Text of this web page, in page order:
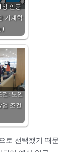
장 인공
기계학
)
건: 노인
업 조건
로 선택했기 때문